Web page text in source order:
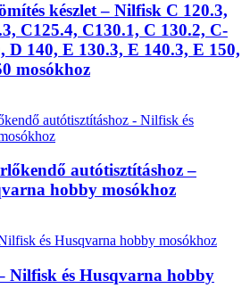
készlet – Nilfisk C 120.3,
C125.4, C130.1, C 130.2, C-
D 140, E 130.3, E 140.3, E 150,
mosókhoz
autótisztításhoz –
hobby mosókhoz
Nilfisk és Husqvarna hobby